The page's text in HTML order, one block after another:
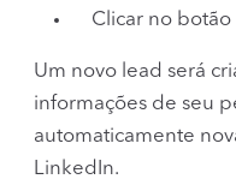
Clicar no
Um novo lead será
informações de seu
automaticamente
LinkedIn.